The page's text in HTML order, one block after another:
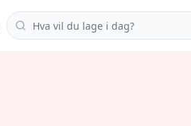
Søk i oppskrifter